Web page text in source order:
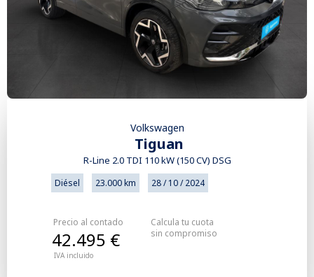
Volkswagen
Tiguan
R-Line 2.0 TDI 110 kW (150 CV) DSG
Diésel 23.000 km 28 / 10 / 2024
Precio al contado
IVA incluido
42.495 €
Calcula tu cuota
sin compromiso